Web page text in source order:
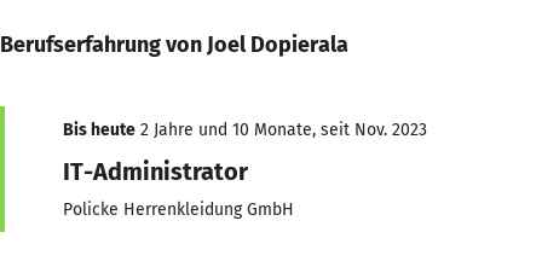
Berufserfahrung von Joel Dopierala
Bis heute 2 Jahre und 10 Monate, seit Nov. 2023
IT-Administrator
Policke Herrenkleidung GmbH